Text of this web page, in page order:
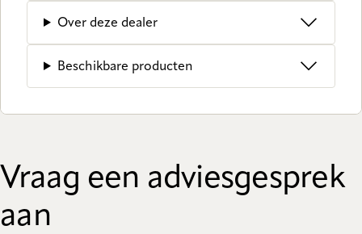
Over deze dealer
Beschikbare producten
Vraag een adviesgesprek
aan